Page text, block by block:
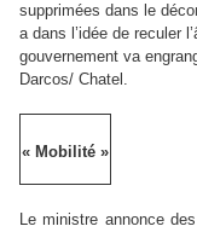
supprimées dans le
a dans l’idée de reculer
gouvernement va
Darcos/ Chatel.
« Mobilité »
Le ministre annonce